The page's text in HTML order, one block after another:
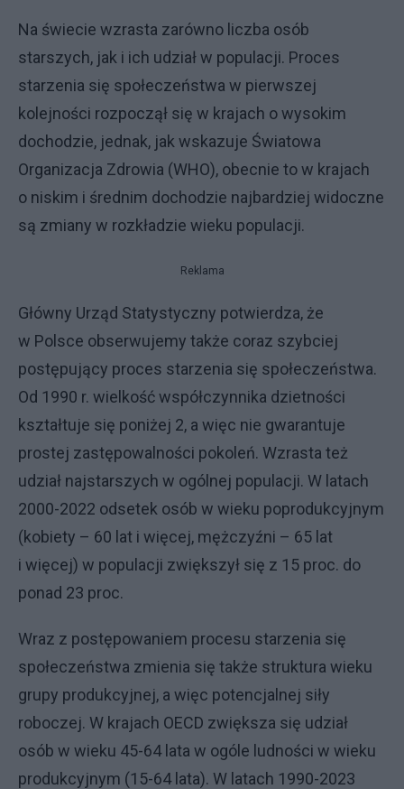
Na świecie wzrasta zarówno liczba osób
starszych, jak i ich udział w populacji. Proces
starzenia się społeczeństwa w pierwszej
kolejności rozpoczął się w krajach o wysokim
dochodzie, jednak, jak wskazuje Światowa
Organizacja Zdrowia (WHO), obecnie to w krajach
o niskim i średnim dochodzie najbardziej widoczne
są zmiany w rozkładzie wieku populacji.
Reklama
Główny Urząd Statystyczny potwierdza, że
w Polsce obserwujemy także coraz szybciej
postępujący proces starzenia się społeczeństwa.
Od 1990 r. wielkość współczynnika dzietności
kształtuje się poniżej 2, a więc nie gwarantuje
prostej zastępowalności pokoleń. Wzrasta też
udział najstarszych w ogólnej populacji. W latach
2000-2022 odsetek osób w wieku poprodukcyjnym
(kobiety – 60 lat i więcej, mężczyźni – 65 lat
i więcej) w populacji zwiększył się z 15 proc. do
ponad 23 proc.
Wraz z postępowaniem procesu starzenia się
społeczeństwa zmienia się także struktura wieku
grupy produkcyjnej, a więc potencjalnej siły
roboczej. W krajach OECD zwiększa się udział
osób w wieku 45-64 lata w ogóle ludności w wieku
produkcyjnym (15-64 lata). W latach 1990-2023